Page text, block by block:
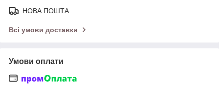
НОВА ПОШТА
Всі умови доставки
Умови оплати